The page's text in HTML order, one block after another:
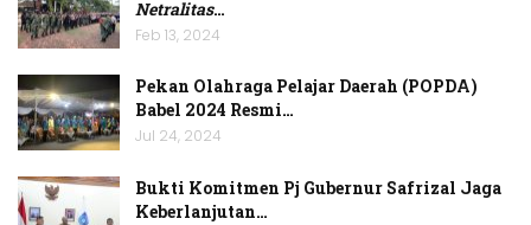
Netralitas…
Feb 13, 2024
Pekan Olahraga Pelajar Daerah (POPDA)
Babel 2024 Resmi…
Jul 24, 2024
Bukti Komitmen Pj Gubernur Safrizal Jaga
Keberlanjutan…